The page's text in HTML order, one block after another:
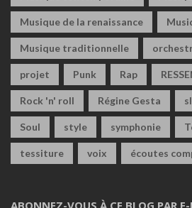
Musique de la renaissance
Musique traditionnelle
projet Punk Rap
Rock 'n' roll Régine Gesta
Soul style symphonie
tessiture voix écoutes